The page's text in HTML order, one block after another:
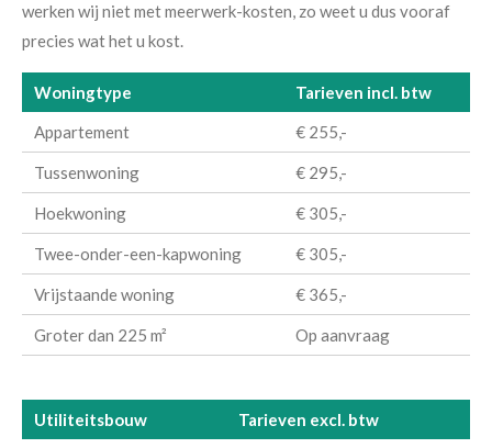
werken wij niet met meerwerk-kosten, zo weet u dus vooraf
precies wat het u kost.
Woningtype
Tarieven incl. btw
Appartement
€ 255,-
Tussenwoning € 295,-
Hoekwoning € 305,-
Twee-onder-een-kapwoning € 305,-
Vrijstaande woning € 365,-
Groter dan 225 m² Op aanvraag
Utiliteitsbouw
Tarieven excl. btw